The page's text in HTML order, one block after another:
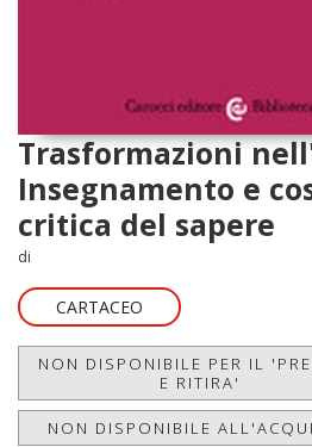
Trasformazioni
Insegnamento e
critica del sapere
di
CARTACEO
NON DISPONIBILE PER IL
E RITIRA'
NON DISPONIBILE